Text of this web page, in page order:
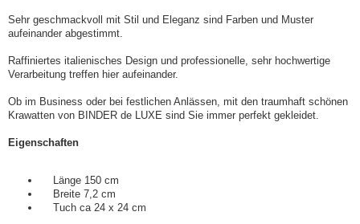
Sehr geschmackvoll mit Stil und Eleganz sind Farben und Muster
aufeinander abgestimmt.
Raffiniertes italienisches Design und professionelle, sehr hochwertige
Verarbeitung treffen hier aufeinander.
Ob im Business oder bei festlichen Anlässen, mit den traumhaft schönen
Krawatten von BINDER de LUXE sind Sie immer perfekt gekleidet.
Eigenschaften
Länge 150 cm
Breite 7,2 cm
Tuch ca 24 x 24 cm